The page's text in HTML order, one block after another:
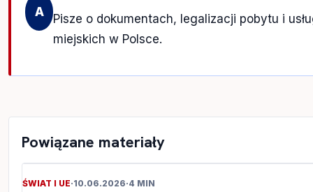
A
Pisze o dokumentach, legalizacji pobytu i
miejskich w Polsce.
Powiązane materiały
ŚWIAT I UE·10.06.2026·4 MIN